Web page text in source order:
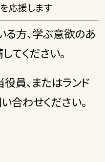
応援します
方、学ぶ意欲のあ
てください。
員、またはランド
合わせください。